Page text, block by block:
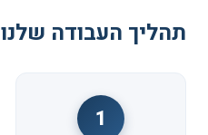
תהליך העבודה שלנו
1